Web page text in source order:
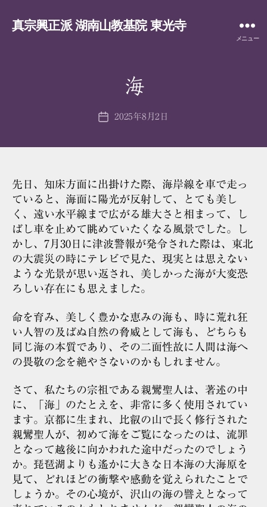
真宗興正派 湖南山教基院 東光寺
メニュー
海
投
2025年8月2日
先日、知床方面に出掛けた際、海岸線を車で走っ
ていると、海面に陽光が反射して、とても美し
く、遠い水平線まで広がる雄大さと相まって、し
ばし車を止めて眺めていたくなる風景でした。し
かし、7月30日に津波警報が発令された際は、東北
の大震災の時にテレビで見た、現実とは思えない
ような光景が思い返され、美しかった海が大変恐
ろしい存在にも思えました。
命を育み、美しく豊かな恵みの海も、時に荒れ狂
い人智の及ばぬ自然の脅威として海も、どちらも
同じ海の本質であり、その二面性故に人間は海へ
の畏敬の念を絶やさないのかもしれません。
さて、私たちの宗祖である親鸞聖人は、著述の中
に、「海」のたとえを、非常に多く使用されてい
ます。京都に生まれ、比叡の山で長く修行された
親鸞聖人が、初めて海をご覧になったのは、流罪
となって越後に向かわれた途中だったのでしょう
か。琵琶湖よりも遙かに大きな日本海の大海原を
見て、どれほどの衝撃や感動を覚えられたことで
しょうか。その心境が、沢山の海の譬えとなって